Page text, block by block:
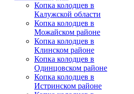
Копка колодцев в
Калужской области
Копка колодцев в
Можайском районе
Копка колодцев в
Клинском районе
Копка колодцев в
Одинцовском районе
Копка колодцев в
Истринском районе